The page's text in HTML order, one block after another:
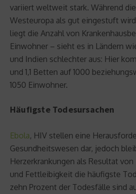
variiert weltweit stark. Während
Westeuropa als gut eingestuft
liegt die Anzahl von
Einwohner – sieht es in Ländern
und Indien schlechter aus: Hier
und 1,1 Betten auf 1000
1050 Einwohner.
Häufigste Todesursachen
Ebola, HIV stellen eine
Gesundheitswesen dar, jedoch
Herzerkrankungen als Resultat
und Fettleibigkeit die häufigste
zehn Prozent der Todesfälle sind